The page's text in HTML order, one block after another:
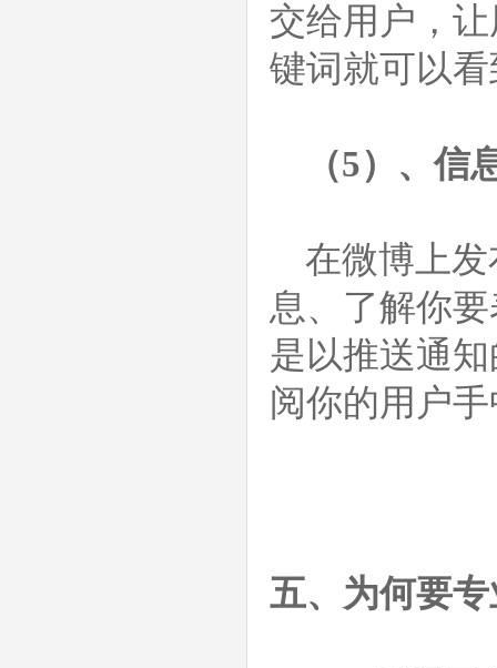
交给用户，
键词就可以
（5）、信
在微博上发
息、了解你
是以推送通
阅你的用户
五、为何要